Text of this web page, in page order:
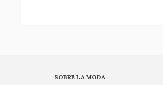
SOBRE LA MODA